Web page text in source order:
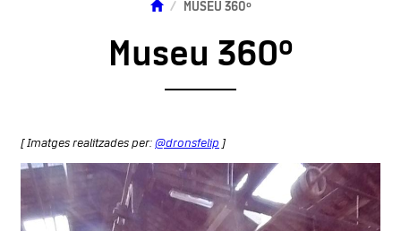
MUSEU 360º
Museu 360º
[ Imatges realitzades per: @dronsfelip ]